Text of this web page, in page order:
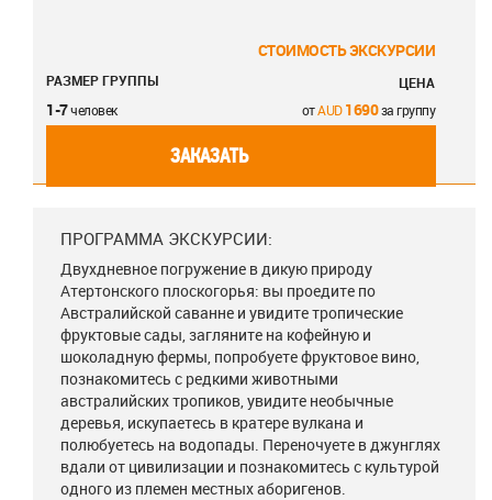
СТОИМОСТЬ ЭКСКУРСИИ
РАЗМЕР ГРУППЫ ЦЕНА
1-7человек от 1690за группу
ЗАКАЗАТЬ
ПРОГРАММА ЭКСКУРСИИ:
Двухдневное погружение в дикую природу
Атертонского плоскогорья: вы проедите по
Австралийской саванне и увидите тропические
фруктовые сады, загляните на кофейную и
шоколадную фермы, попробуете фруктовое вино,
познакомитесь с редкими животными
австралийских тропиков, увидите необычные
деревья, искупаетесь в кратере вулкана и
полюбуетесь на водопады. Переночуете в джунглях
вдали от цивилизации и познакомитесь с культурой
одного из племен местных аборигенов.